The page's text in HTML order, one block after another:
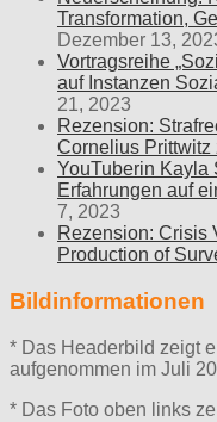
Transformation,
Dezember 13,
Vortragsreihe
auf Instanzen
21, 2023
Rezension:
Cornelius Prittwitz
YouTuberin Kayla
Erfahrungen auf
7, 2023
Rezension: Crisis
Production of
Bildinformationen
* Das Headerbild zeigt
aufgenommen im Juli
* Das Foto oben links